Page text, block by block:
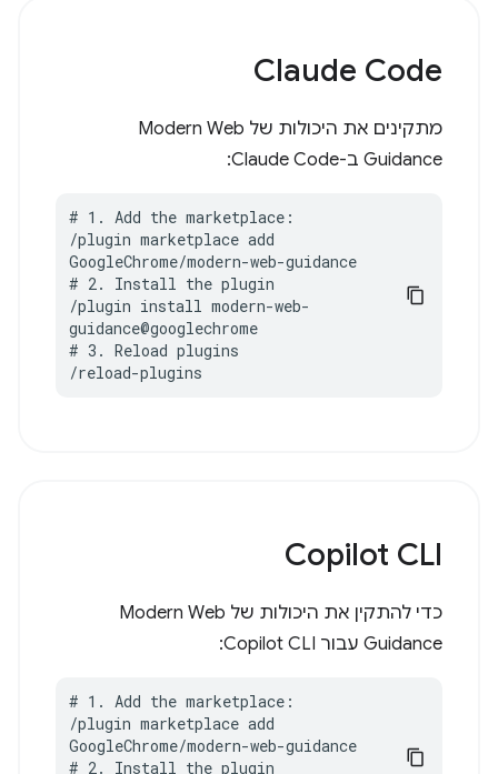
Claude Code
מתקינים את היכולות של Modern Web
Guidance ב-Claude Code:
# 1. Add the marketplace:
/plugin marketplace add
GoogleChrome/modern-web-guidance
# 2. Install the plugin
/plugin install modern-web-
guidance@googlechrome
# 3. Reload plugins
/reload-plugins
Copilot CLI
כדי להתקין את היכולות של Modern Web
Guidance עבור Copilot CLI:
# 1. Add the marketplace:
/plugin marketplace add
GoogleChrome/modern-web-guidance
# 2. Install the plugin